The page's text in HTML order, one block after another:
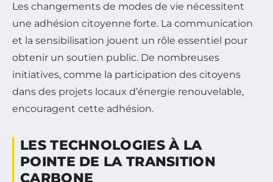
Les changements de modes de vie nécessitent
une adhésion citoyenne forte. La communication
et la sensibilisation jouent un rôle essentiel pour
obtenir un soutien public. De nombreuses
initiatives, comme la participation des citoyens
dans des projets locaux d’énergie renouvelable,
encouragent cette adhésion.
LES TECHNOLOGIES À LA
POINTE DE LA TRANSITION
CARBONE